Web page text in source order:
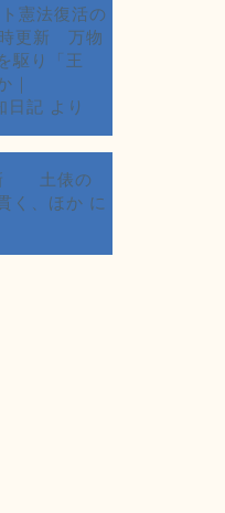
憲法復活の
時更新 万物
駆り「王
｜
日記 より
新 土俵の
く、ほか に